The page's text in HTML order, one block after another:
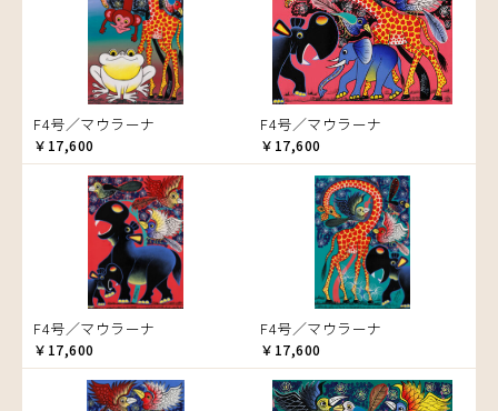
サル
シマウマ
ゾウ
タンザニア
タンザニアの女性
チーター
チンパンジー
動物たち
トカゲ
トンボ
日常
ニワトリ
ムワツカ
ムワメディ
ヤッスィーニ（ヤッスィン）
ヤフィドゥ
ラシッド.ムズグノ
ラシディ
ルーカス
ルブニ
レイモンド
ロジャー
Size
F3号
F4号
F8号
F12号
F20号
規格外S
規格外M
規格外L
Frame
木枠張り／パネル
アートフレーム
F4号／マウラーナ
￥17,600
F4号／マウラーナ
￥17,600
F4号／マウラーナ
￥17,600
F4号／マウラーナ
￥17,600